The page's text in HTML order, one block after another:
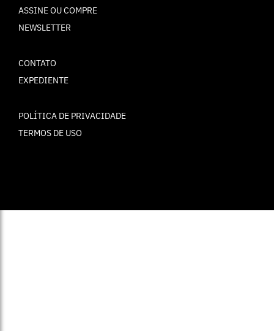
ASSINE OU COMPRE
NEWSLETTER
CONTATO
EXPEDIENTE
POLÍTICA DE PRIVACIDADE
TERMOS DE USO